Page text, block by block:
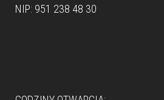
NIP: 951 238 48 30